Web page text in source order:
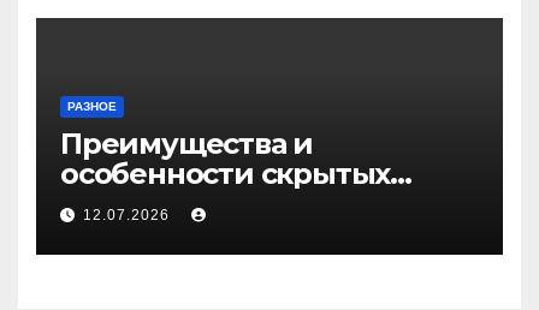
РАЗНОЕ
Преимущества и
особенности скрытых
дверей
12.07.2026